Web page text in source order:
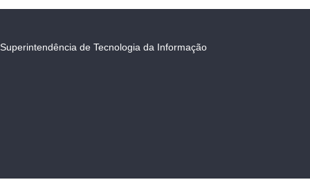
Superintendência de Tecnologia da Informação